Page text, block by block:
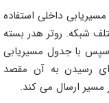
داخلی استفاده
شبکه. روتر هدر بسته
با جدول مسیریابی
رسیدن به آن مقصد
ارسال می کند.